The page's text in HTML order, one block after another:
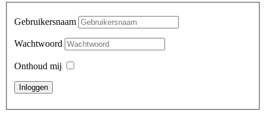
Gebruikersnaam
Wachtwoord
Onthoud mij